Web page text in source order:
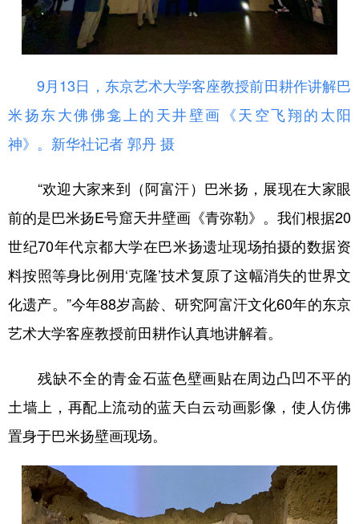
多语种频道
Français
Русский язык 日本語 한국어
Deutsch Português
9月13日，东京艺术大学客座教授前田耕作讲解巴
米扬东大佛佛龛上的天井壁画《天空飞翔的太阳
神》。新华社记者 郭丹 摄
“欢迎大家来到（阿富汗）巴米扬，展现在大家眼
前的是巴米扬E号窟天井壁画《青弥勒》。我们根据20
世纪70年代京都大学在巴米扬遗址现场拍摄的数据资
料按照等身比例用‘克隆’技术复原了这幅消失的世界文
化遗产。”今年88岁高龄、研究阿富汗文化60年的东京
艺术大学客座教授前田耕作认真地讲解着。
残缺不全的青金石蓝色壁画贴在周边凸凹不平的
土墙上，再配上流动的蓝天白云动画影像，使人仿佛
置身于巴米扬壁画现场。